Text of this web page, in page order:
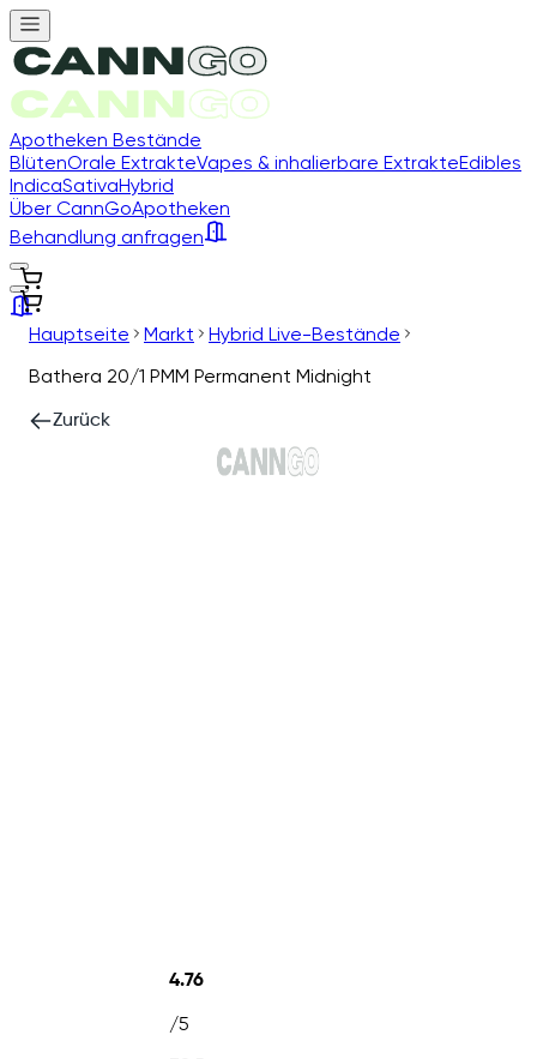
Apotheken Bestände
BlütenOrale ExtrakteVapes & inhalierbare ExtrakteEdibles
IndicaSativaHybrid
Über CannGoApotheken
Behandlung anfragen
Hauptseite Markt
Hybrid Live-Bestände
Bathera 20/1 PMM Permanent Midnight
Zurück
4.76
/5